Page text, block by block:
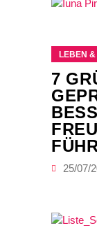
LEBEN
7
25/07/